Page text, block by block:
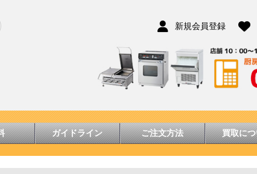
新規会員登録
ガイドライン ご注文方法 買取に